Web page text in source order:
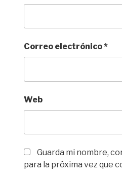
Correo electrónico*
Web
Guarda mi nombre,
para la próxima vez que